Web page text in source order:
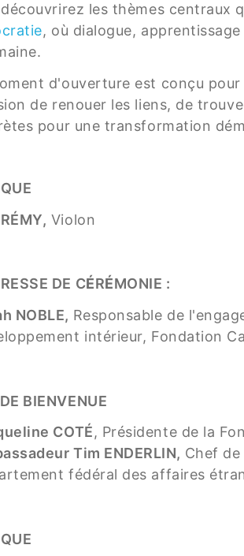
les thèmes centraux
, où dialogue,
d'ouverture est conçu
de renouer les liens, de
pour une transformation
Violon
DE CÉRÉMONIE :
NOBLE, Responsable de
intérieur, Fondation
BIENVENUE
COTÉ, Présidente de la
Tim ENDERLIN, Chef
fédéral des affaires